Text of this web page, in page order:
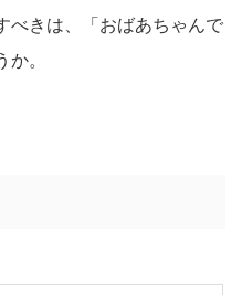
べきは、「おばあちゃんで
。